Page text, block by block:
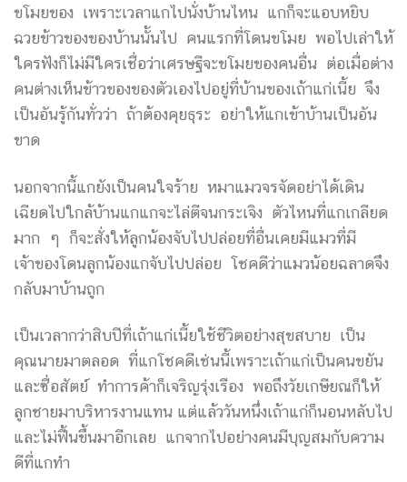
ขโมยของ เพราะเวลาแกไปนั่งบ้านไหน แกก็จะแอบหยิบ
ฉวยข้าวของของบ้านนั้นไป คนแรกที่โดนขโมย พอไปเล่าให้
ใครฟังก็ไม่มีใครเชื่อว่าเศรษฐีจะขโมยของคนอื่น ต่อเมื่อต่าง
คนต่างเห็นข้าวของของตัวเองไปอยู่ที่บ้านของเถ้าแก่เนี้ย จึง
เป็นอันรู้กันทั่วว่า ถ้าต้องคุยธุระ อย่าให้แกเข้าบ้านเป็นอัน
ขาด
นอกจากนี้แกยังเป็นคนใจร้าย หมาแมวจรจัดอย่าได้เดิน
เฉียดไปใกล้บ้านแกแกจะไล่ตีจนกระเจิง ตัวไหนที่แกเกลียด
มาก ๆ ก็จะสั่งให้ลูกน้องจับไปปล่อยที่อื่นเคยมีแมวที่มี
เจ้าของโดนลูกน้องแกจับไปปล่อย โชคดีว่าแมวน้อยฉลาดจึง
กลับมาบ้านถูก
เป็นเวลากว่าสิบปีที่เถ้าแก่เนี้ยใช้ชีวิตอย่างสุขสบาย เป็น
คุณนายมาตลอด ที่แกโชคดีเช่นนี้เพราะเถ้าแก่เป็นคนขยัน
และซื่อสัตย์ ทำการค้าก็เจริญรุ่งเรือง พอถึงวัยเกษียณก็ให้
ลูกชายมาบริหารงานแทน แต่แล้ววันหนึ่งเถ้าแก่ก็นอนหลับไป
และไม่ฟื้นขึ้นมาอีกเลย แกจากไปอย่างคนมีบุญสมกับความ
ดีที่แกทำ